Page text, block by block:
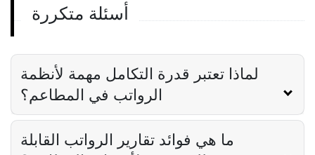
أسئلة متكررة
لماذا تعتبر قدرة التكامل مهمة لأنظمة
الرواتب في المطاعم؟
ما هي فوائد تقارير الرواتب القابلة